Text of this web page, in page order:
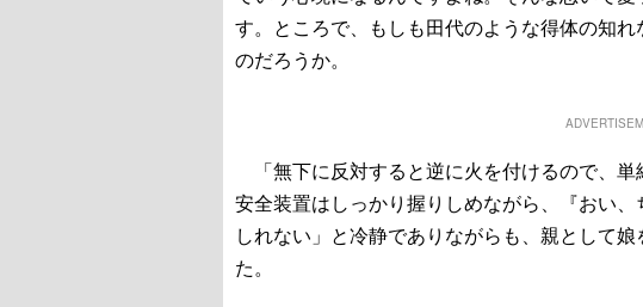
す。ところで、もしも田代のような得体の知
のだろうか。
「無下に反対すると逆に火を付けるので、
安全装置はしっかり握りしめながら、『おい
しれない」と冷静でありながらも、親として
た。